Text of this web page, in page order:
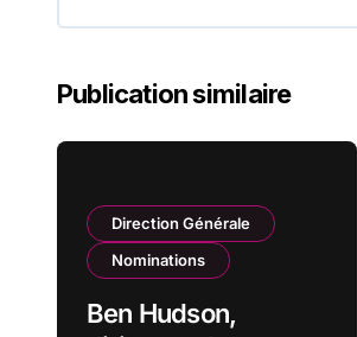
Publication similaire
Direction Générale
Nominations
Ben Hudson,